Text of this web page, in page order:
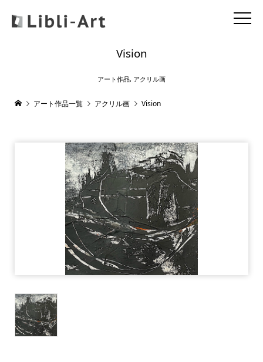
Vision
アート作品, アクリル画
アート作品一覧 アクリル画 Vision